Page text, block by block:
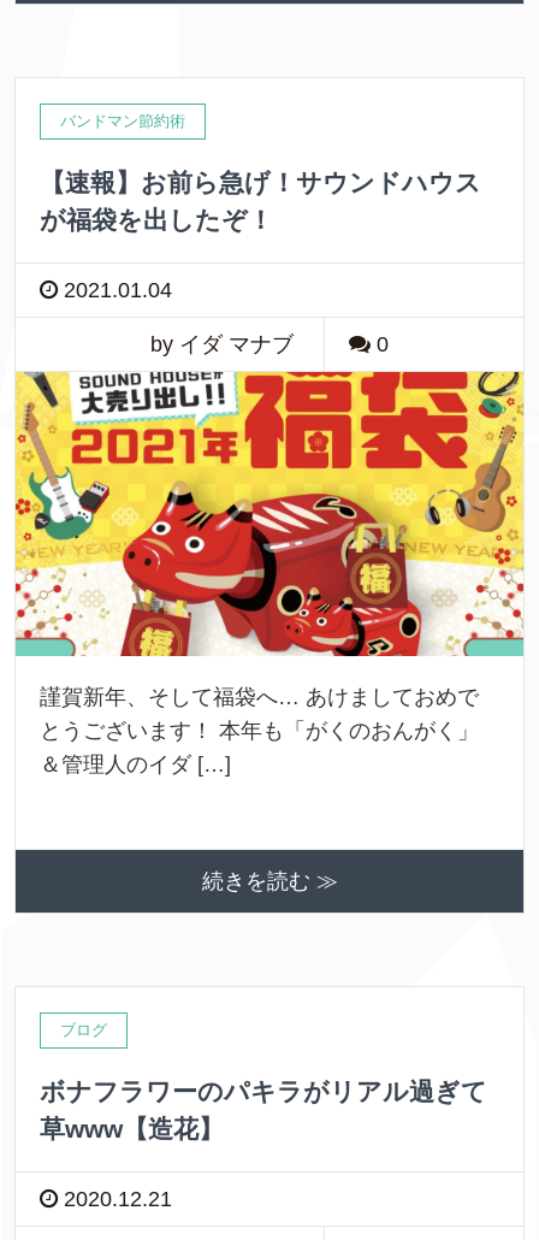
バンドマン節約術
【速報】お前ら急げ！サウンドハウス
が福袋を出したぞ！
2021.01.04
by イダ マナブ 0
謹賀新年、そして福袋へ… あけましておめで
とうございます！ 本年も「がくのおんがく」
＆管理人のイダ […]
続きを読む ≫
ブログ
ボナフラワーのパキラがリアル過ぎて
草www【造花】
2020.12.21